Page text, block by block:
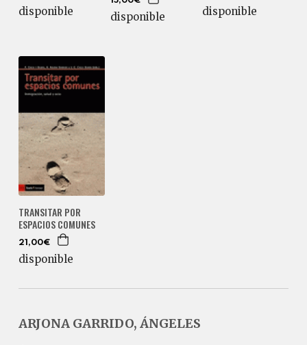
disponible disponible disponible
TRANSITAR POR
ESPACIOS COMUNES
21,00€
disponible
ARJONA GARRIDO, ÁNGELES